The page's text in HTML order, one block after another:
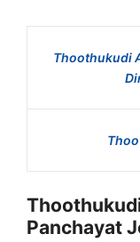
Thoothukudi
Panchayat